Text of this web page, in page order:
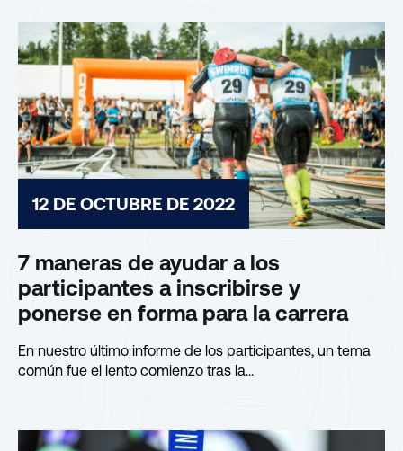
12 DE OCTUBRE DE 2022
7 maneras de ayudar a los
participantes a inscribirse y
ponerse en forma para la carrera
En nuestro último informe de los participantes, un tema
común fue el lento comienzo tras la...